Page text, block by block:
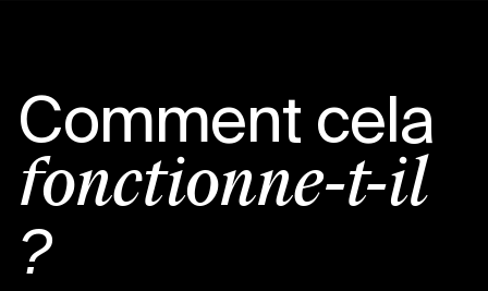
Comment cela
fonctionne-t-il
?